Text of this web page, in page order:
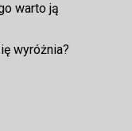
warto ją
wyróżnia?